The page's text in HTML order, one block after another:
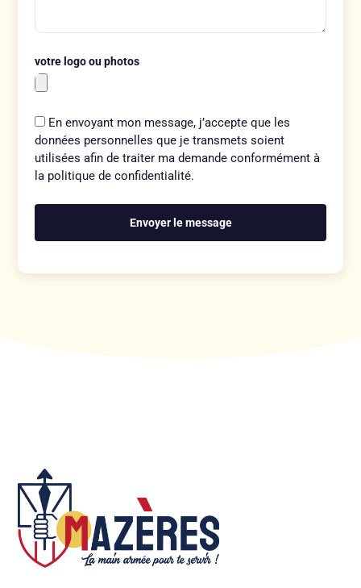
votre logo ou photos
En envoyant mon message, j’accepte que les
données personnelles que je transmets soient
utilisées afin de traiter ma demande conformément à
la politique de confidentialité.
Envoyer le message